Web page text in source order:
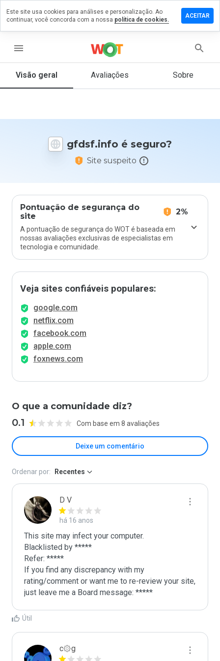
menu
Visão geral Avaliações Sobre
gfdsf.info é seguro?
Site suspeito
Pontuação de segurança do
site
2%
A pontuação de segurança do WOT é baseada em
nossas avaliações exclusivas de especialistas em
tecnologia e comunidade.
Veja sites confiáveis populares:
google.com
netflix.com
facebook.com
apple.com
foxnews.com
O que a comunidade diz?
0.1 Com base em 8 avaliações
Deixe um comentário
um
que
Ordenar por: Recentes
D V
há 16 anos
This site may infect your computer.
Blacklisted by *****
Refer: *****
If you find any discrepancy with my
rating/comment or want me to re-review your site,
just leave me a Board message: *****
Útil
c۞g
Este site usa cookies para análises e personalização. Ao
continuar, você concorda com a nossa política de cookies.
ACEITAR